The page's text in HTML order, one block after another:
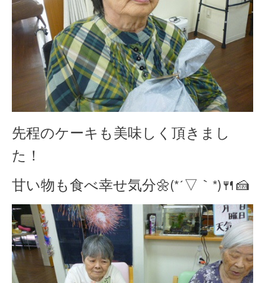
先程のケーキも美味しく頂きまし
た！
甘い物も食べ幸せ気分🌼(*´▽｀*)🍴🍰